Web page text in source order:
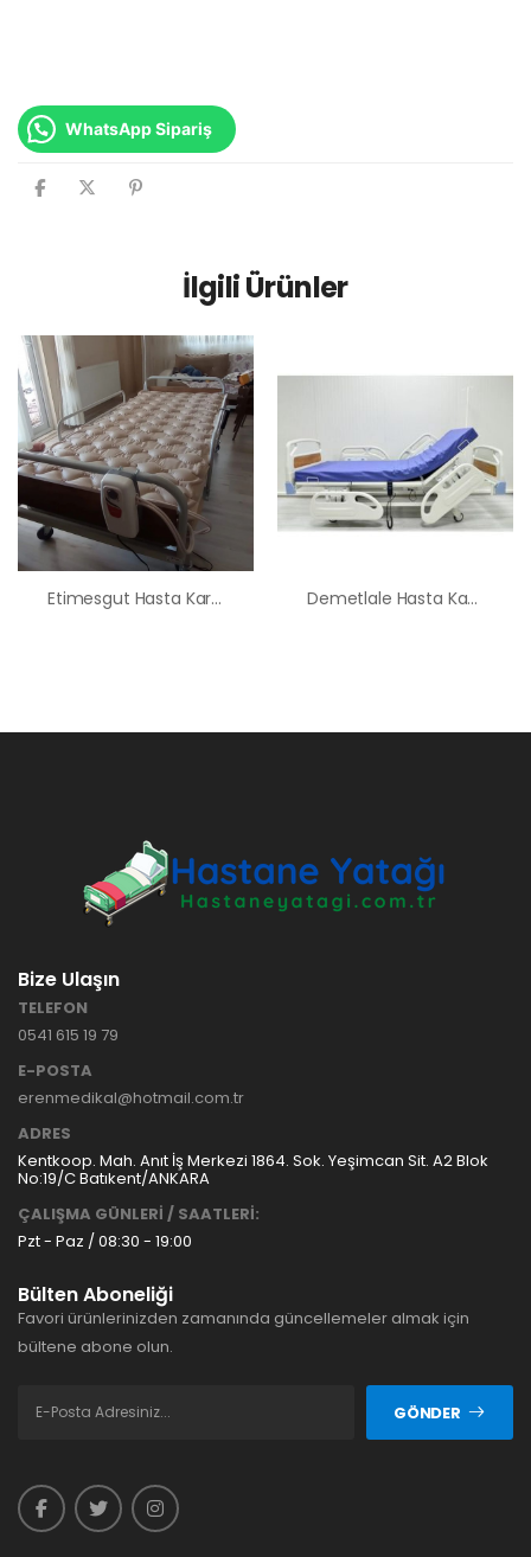
WhatsApp Sipariş
İlgili Ürünler
Etimesgut Hasta Karyolası Yatağı Kiralama Satış Fiyatları Demetlale Hasta Karyolası Kiralama Satış Fiyatları
Bize Ulaşın
TELEFON
0541 615 19 79
E-POSTA
erenmedikal@hotmail.com.tr
ADRES
Kentkoop. Mah. Anıt İş Merkezi 1864. Sok. Yeşimcan Sit. A2 Blok
No:19/C Batıkent/ANKARA
ÇALIŞMA GÜNLERİ / SAATLERİ:
Pzt - Paz / 08:30 - 19:00
Bülten Aboneliği
Favori ürünlerinizden zamanında güncellemeler almak için
bültene abone olun.
GÖNDER